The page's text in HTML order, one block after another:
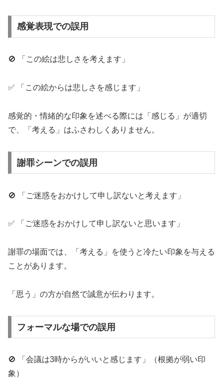
感覚表現での誤用
🚫 「この絵は悲しさを考えます」
✅ 「この絵からは悲しさを感じます」
感覚的・情緒的な印象を述べる際には「感じる」が適切
で、「考える」はふさわしくありません。
謝罪シーンでの誤用
🚫 「ご迷惑をおかけして申し訳ないと考えます」
✅ 「ご迷惑をおかけして申し訳ないと思います」
謝罪の場面では、「考える」を使うと冷たい印象を与える
ことがあります。
「思う」の方が自然で誠意が伝わります。
フォーマルな場での誤用
🚫 「会議は3時からがいいと感じます」（根拠が弱い印
象）